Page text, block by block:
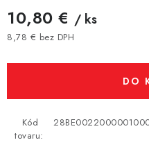
10,80 € / ks
8,78 € bez DPH
DO
Kód
tovaru: